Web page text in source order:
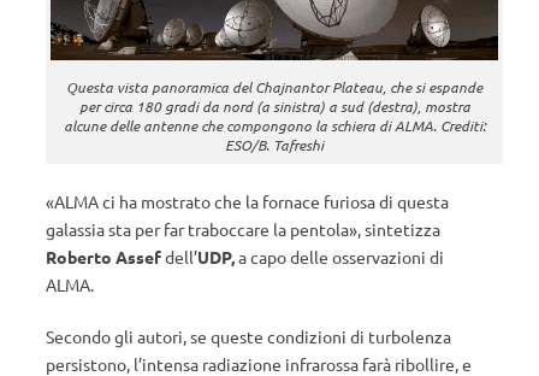
Questa vista panoramica del Chajnantor Plateau, che si espande
per circa 180 gradi da nord (a sinistra) a sud (destra), mostra
alcune delle antenne che compongono la schiera di ALMA. Crediti:
ESO/B. Tafreshi
«ALMA ci ha mostrato che la fornace furiosa di questa
galassia sta per far traboccare la pentola», sintetizza
Roberto Assefdell’UDP,a capo delle osservazioni di
ALMA.
Secondo gli autori, se queste condizioni di turbolenza
persistono, l’intensa radiazione infrarossa farà ribollire, e